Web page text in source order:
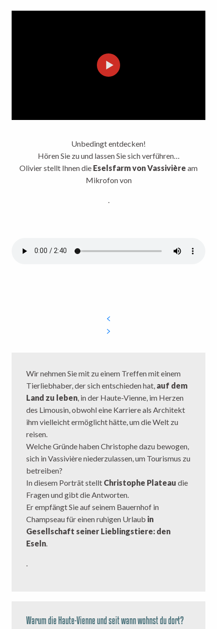
Unbedingt entdecken!
Hören Sie zu und lassen Sie sich verführen…
Olivier stellt Ihnen die Eselsfarm von Vassivière am
Mikrofon von
Wir nehmen Sie mit zu einem Treffen mit einem
Tierliebhaber, der sich entschieden hat, auf dem
Land zu leben , in der Haute-Vienne, im Herzen
des Limousin, obwohl eine Karriere als Architekt
ihm vielleicht ermöglicht hätte, um die Welt zu
reisen.
Welche Gründe haben Christophe dazu bewogen,
sich in Vassivière niederzulassen, um Tourismus zu
betreiben?
In diesem Porträt stellt Christophe Plateau die
Fragen und gibt die Antworten.
Er empfängt Sie auf seinem Bauernhof in
Champseau für einen ruhigen Urlaub in
Gesellschaft seiner Lieblingstiere: den
Eseln
Warum die Haute-Vienne und seit wann wohnst du dort?